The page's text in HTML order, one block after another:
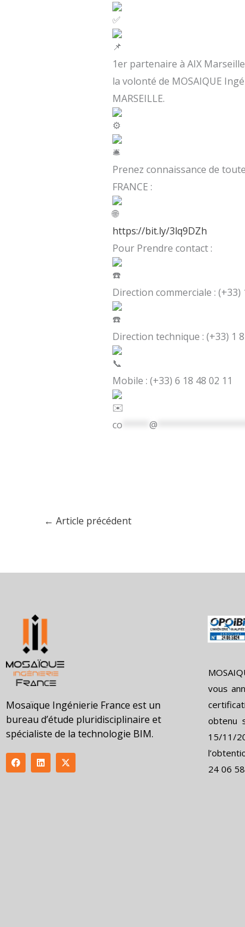
1er partenaire à AIX
la volonté de MOSAIQUE
MARSEILLE.
Prenez connaissance de
FRANCE :
https://bit.ly/3lq9DZh
Pour Prendre contact :
Direction commerciale : (+33)
Direction technique : (+33) 1
Mobile : (+33) 6 18 48 02 11
co @
← Article précédent
Mosaïque Ingénierie France est un
bureau d’étude pluridisciplinaire et
spécialiste de la technologie BIM.
F
a
c
L
i
n
X
-
t
vous
obtenu
15/11/
24 06